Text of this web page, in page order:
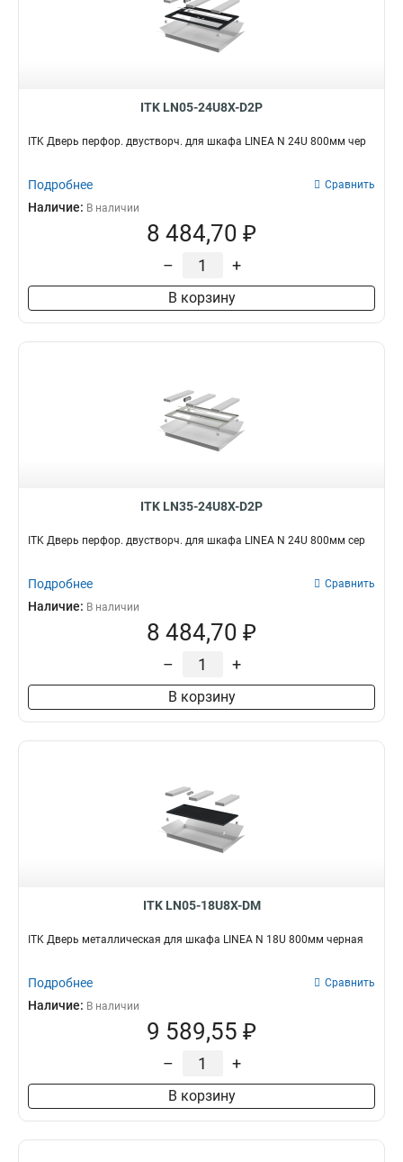
42U
600мм
800мм
ITK LN05-24U8X-D2P
ITK Дверь перфор. двустворч. для шкафа LINEA N 24U 800мм чер
Подробнее Сравнить
Наличие: В наличии
8 484,70 ₽
– +
В корзину
ITK LN35-24U8X-D2P
ITK Дверь перфор. двустворч. для шкафа LINEA N 24U 800мм сер
Подробнее Сравнить
Наличие: В наличии
8 484,70 ₽
– +
В корзину
ITK LN05-18U8X-DM
ITK Дверь металлическая для шкафа LINEA N 18U 800мм черная
Подробнее Сравнить
Наличие: В наличии
9 589,55 ₽
– +
В корзину